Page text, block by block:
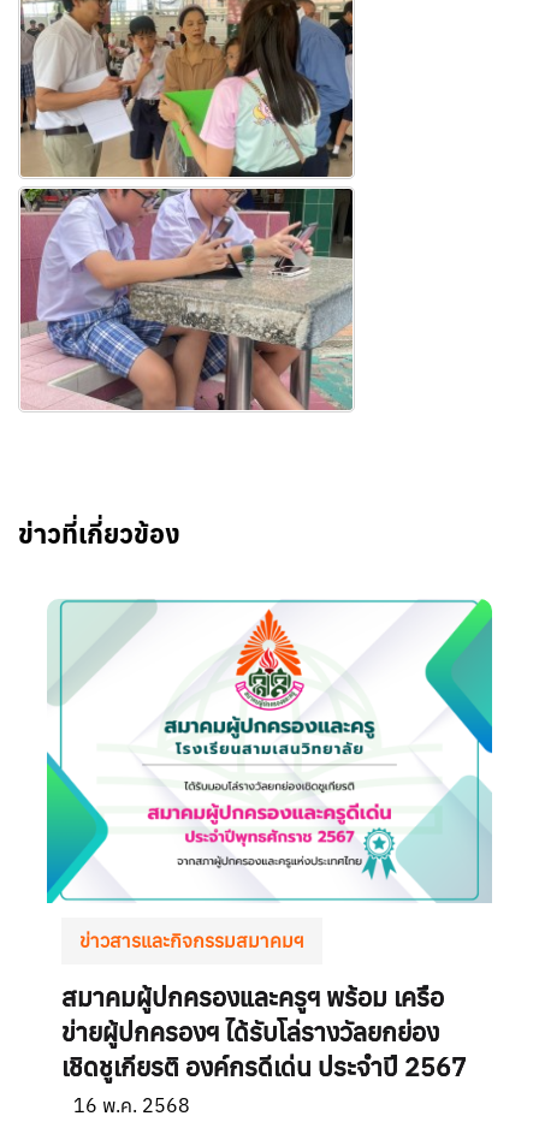
ข่าวที่เกี่ยวข้อง
ข่าวสารและกิจกรรมสมาคมฯ
สมาคมผู้ปกครองและครูฯ พร้อม เครือ
ข่ายผู้ปกครองฯ ได้รับโล่รางวัลยกย่อง
เชิดชูเกียรติ องค์กรดีเด่น ประจำปี 2567
16 พ.ค. 2568